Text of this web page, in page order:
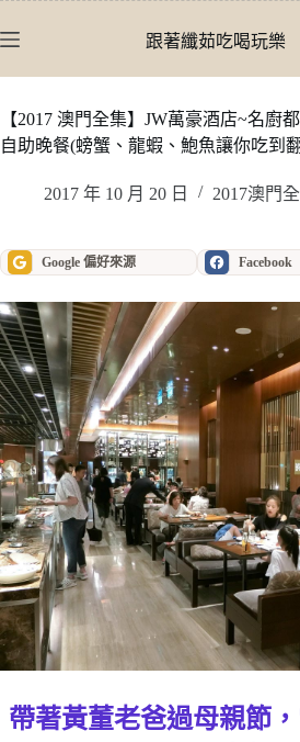
至
內
容
跟著纖茹吃喝玩樂
【2017 澳門全集】JW萬豪酒店~名廚
自助晚餐(螃蟹、龍蝦、鮑魚讓你吃到
2017 年 10 月 20 日 2017澳門
Google 偏好來源 Facebook
帶著黃董老爸過母親節